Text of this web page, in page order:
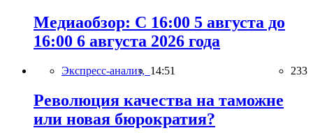
Медиаобзор: С 16:00 5 августа до
16:00 6 августа 2026 года
Экспресс-анализ, 14:51 233
Революция качества на таможне
или новая бюрократия?